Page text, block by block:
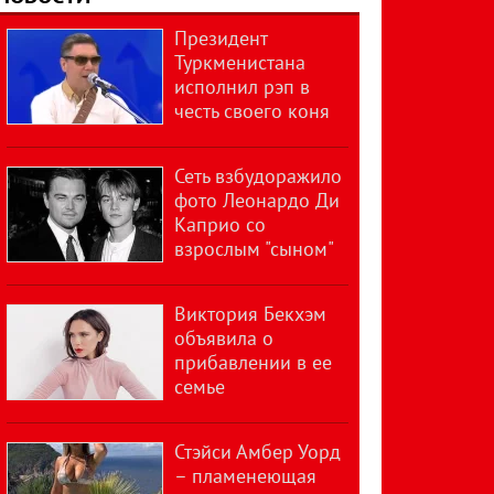
Президент
Туркменистана
исполнил рэп в
честь своего коня
Сеть взбудоражило
фото Леонардо Ди
Каприо со
взрослым "сыном"
Виктория Бекхэм
объявила о
прибавлении в ее
семье
Стэйси Амбер Уорд
– пламенеющая